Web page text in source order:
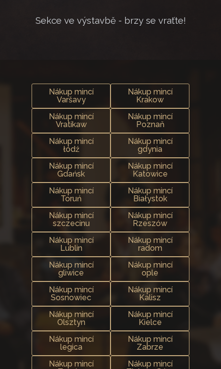
Sekce ve výstavbě - brzy se vraťte!
Nákup mincí
Varšavy
Nákup mincí
Krakow
Nákup mincí
Vratikaw
Nákup mincí
Poznaň
Nákup mincí
łódź
Nákup mincí
gdynia
Nákup mincí
Gdańsk
Nákup mincí
Katowice
Nákup mincí
Toruń
Nákup mincí
Białystok
Nákup mincí
szczecinu
Nákup mincí
Rzeszów
Nákup mincí
Lublin
Nákup mincí
radom
Nákup mincí
gliwice
Nákup mincí
ople
Nákup mincí
Sosnowiec
Nákup mincí
Kalisz
Nákup mincí
Olsztyn
Nákup mincí
Kielce
Nákup mincí
legica
Nákup mincí
Zabrze
Nákup mincí
Nákup mincí